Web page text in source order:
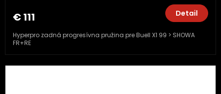
€ 111 Detail
Hyperpro zadná progresívna pružina pre Buell X1 99 > SHOWA
FR+RE